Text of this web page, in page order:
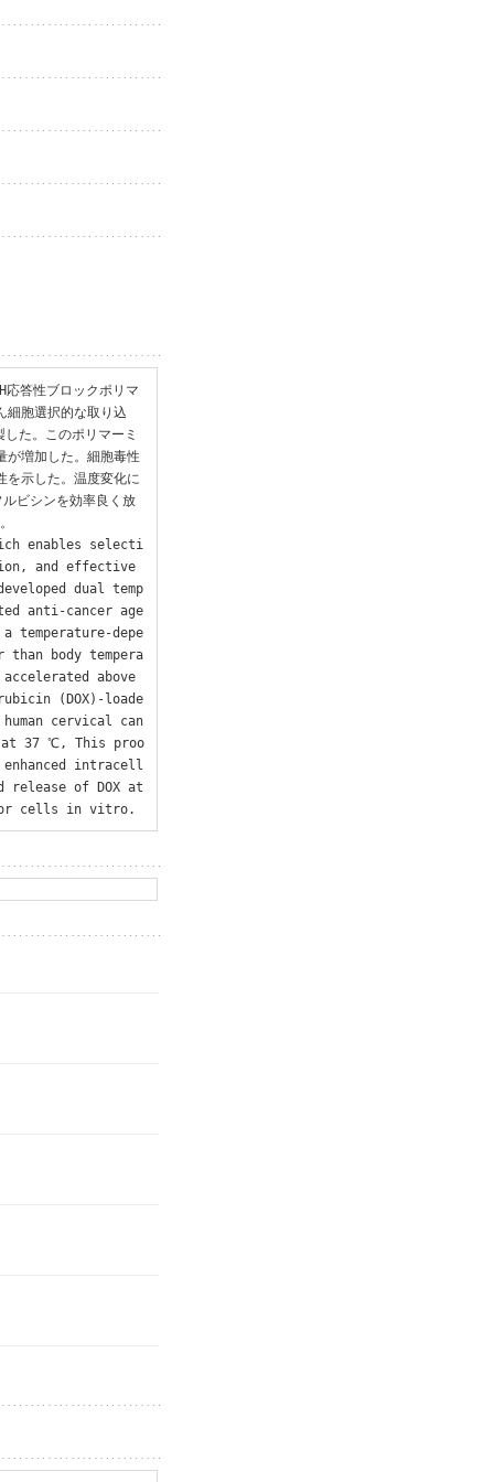
答性ブロックポリマ
胞選択的な取り込
た。このポリマーミ
増加した。細胞毒性
示した。温度変化に
ビシンを効率良く放
enables selecti
and effective
dual temp
anti-cancer age
temperature-depe
body tempera
above
(DOX)-loade
cervical can
37 ℃, This proo
intracell
of DOX at
cells in vitro.